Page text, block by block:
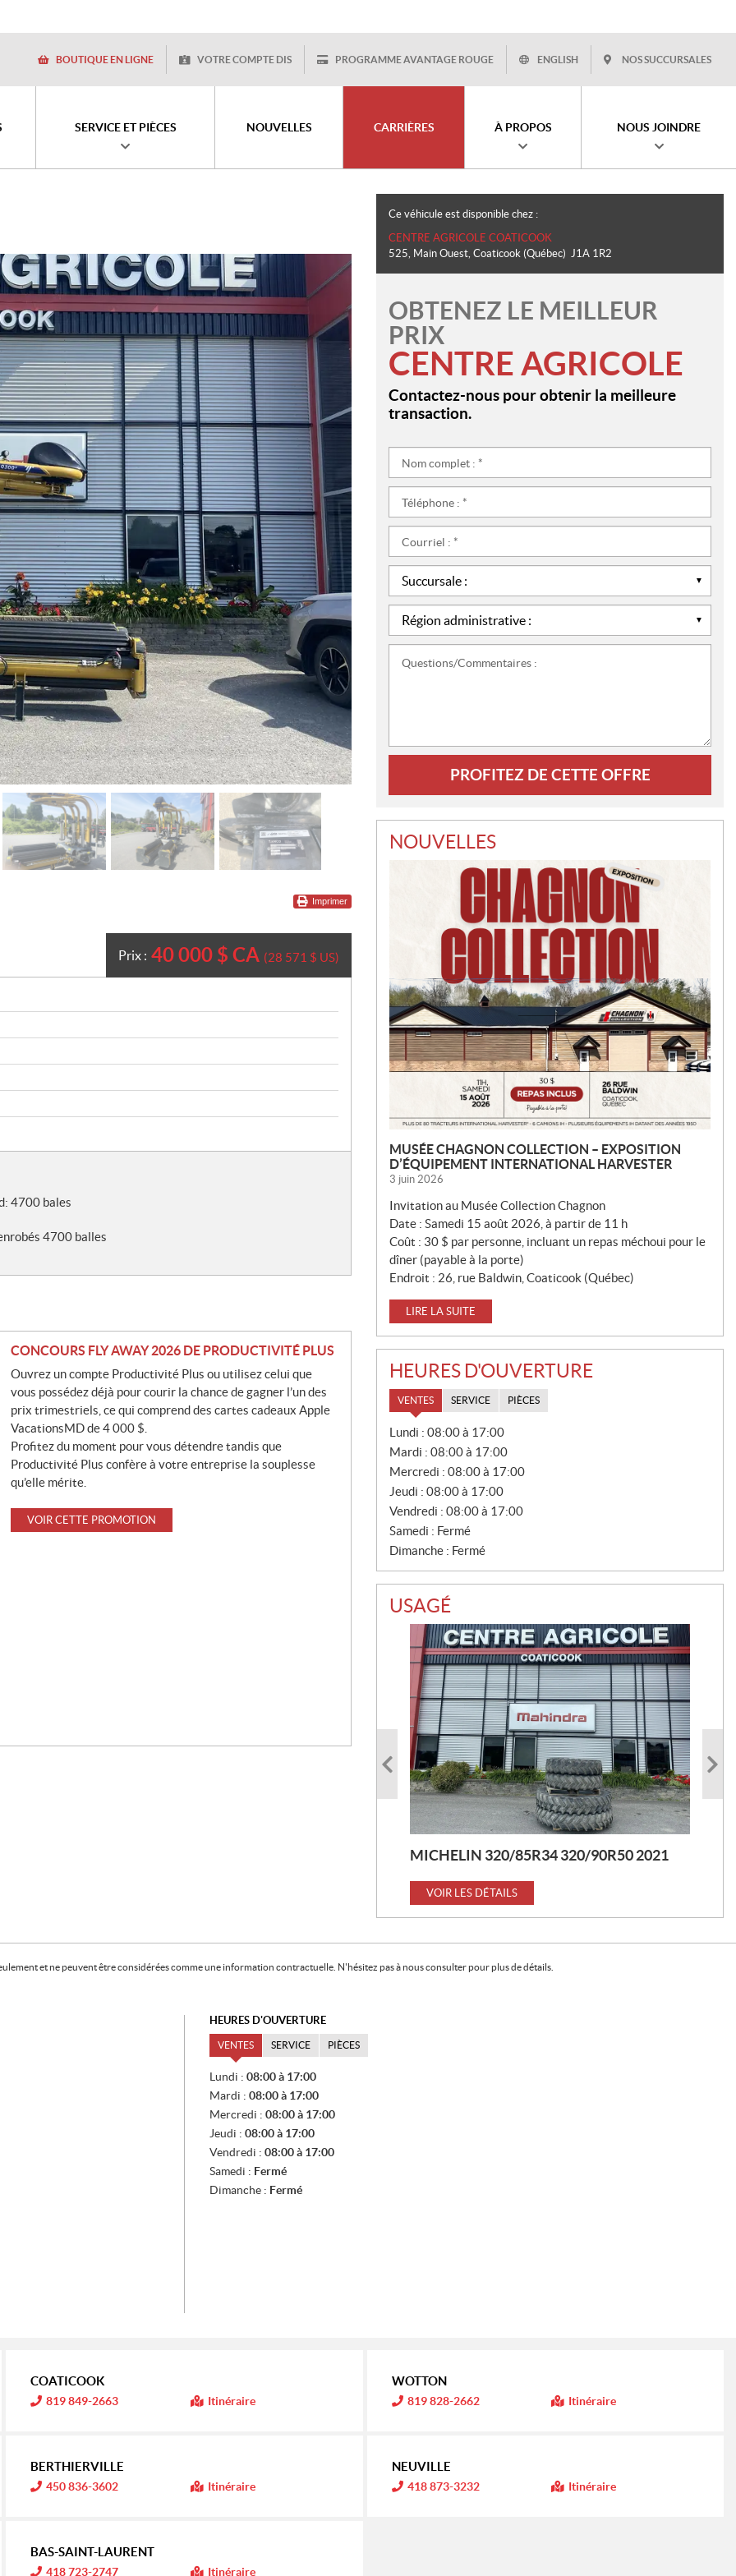
BOUTIQUE EN LIGNE VOTRE COMPTE DIS PROGRAMME AVANTAGE ROUGE ENGLISH NOS SUCCURSALES
SERVICE ET PIÈCES NOUVELLES CARRIÈRES À PROPOS NOUS JOINDRE
Imprimer
Prix : 40 000 $ CA 28 571 $ US
4700 bales
4700 balles
CONCOURS FLY AWAY 2026 DE PRODUCTIVITÉ PLUS
Ouvrez un compte Productivité Plus ou utilisez celui que
vous possédez déjà pour courir la chance de gagner l’un des
prix trimestriels, ce qui comprend des cartes cadeaux Apple
VacationsMD de 4 000 $.
Profitez du moment pour vous détendre tandis que
Productivité Plus confère à votre entreprise la souplesse
qu’elle mérite.
VOIR CETTE PROMOTION
Ce véhicule est disponible chez :
CENTRE AGRICOLE COATICOOK
525, Main Ouest, Coaticook (Québec) J1A 1R2
OBTENEZ LE MEILLEUR
PRIX
CENTRE AGRICOLE
Contactez-nous pour obtenir la meilleure
transaction.
complet
:
*
*Succursale
*Région
administrative
:
NOUVELLES
MUSÉE CHAGNON COLLECTION – EXPOSITION
D’ÉQUIPEMENT INTERNATIONAL HARVESTER
3 juin 2026
Invitation au Musée Collection Chagnon
Date : Samedi 15 août 2026, à partir de 11 h
Coût : 30 $ par personne, incluant un repas méchoui pour le
dîner (payable à la porte)
Endroit : 26, rue Baldwin, Coaticook (Québec)
LIRE LA SUITE
HEURES D'OUVERTURE
VENTES SERVICE PIÈCES
V
N
T
S
Lundi : 08:00 à 17:00
Mardi : 08:00 à 17:00
Mercredi : 08:00 à 17:00
Jeudi : 08:00 à 17:00
Vendredi : 08:00 à 17:00
Samedi : Fermé
Dimanche : Fermé
USAGÉ
MICHELIN 320/85R34 320/90R50 2021
VOIR LES DÉTAILS
PHOTO À VENIR
ROLLAND ROLLFORCE 5013 2018
I
X
52 000 $CA
37 143$US
VOIR LES DÉTAILS
PHOTO À VENIR
CASE IH RB456HD 2024
Heures d'utilisation :14000
et ne peuvent être considérées comme une information contractuelle. N'hésitez pas à nous consulter pour plus de détails.
HEURES D'OUVERTURE
VENTES SERVICE PIÈCES
V
N
T
E
S
Lundi : 08:00 à 17:00
Mardi : 08:00 à 17:00
Mercredi : 08:00 à 17:00
Jeudi : 08:00 à 17:00
Vendredi : 08:00 à 17:00
Samedi : Fermé
Dimanche : Fermé
COATICOOK
I
n
a
i
819 849-2663 Itinéraire
BERTHIERVILLE
I
n
a
450 836-3602 Itinéraire
BAS-SAINT-LAURENT
I
418 723-2747 Itinéraire
WOTTON
I
n
a
i
819 828-2662 Itinéraire
NEUVILLE
I
n
418 873-3232 Itinéraire